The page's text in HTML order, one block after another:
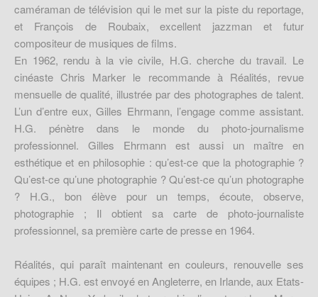
caméraman de télévision qui le met sur la piste du reportage,
et François de Roubaix, excellent jazzman et futur
compositeur de musiques de films.
En 1962, rendu à la vie civile, H.G. cherche du travail. Le
cinéaste Chris Marker le recommande à Réalités, revue
mensuelle de qualité, illustrée par des photographes de talent.
L’un d’entre eux, Gilles Ehrmann, l’engage comme assistant.
H.G. pénètre dans le monde du photo-journalisme
professionnel. Gilles Ehrmann est aussi un maître en
esthétique et en philosophie : qu’est-ce que la photographie ?
Qu’est-ce qu’une photographie ? Qu’est-ce qu’un photographe
? H.G., bon élève pour un temps, écoute, observe,
photographie ; Il obtient sa carte de photo-journaliste
professionnel, sa première carte de presse en 1964.
Réalités, qui paraît maintenant en couleurs, renouvelle ses
équipes ; H.G. est envoyé en Angleterre, en Irlande, aux Etats-